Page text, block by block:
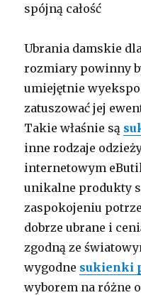
spójną całość
Ubrania damskie
rozmiary powinny
umiejętnie
zatuszować jej
Takie właśnie są
inne rodzaje
internetowym
unikalne produkty
zaspokojeniu
dobrze ubrane i
zgodną ze
wygodne sukienki
wyborem na różne